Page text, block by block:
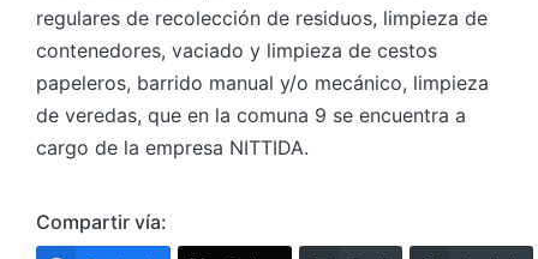
regulares de recolección de residuos, limpieza de
contenedores, vaciado y limpieza de cestos
papeleros, barrido manual y/o mecánico, limpieza
de veredas, que en la comuna 9 se encuentra a
cargo de la empresa NITTIDA.
Compartir vía: